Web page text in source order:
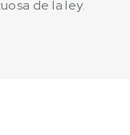
de la ley.